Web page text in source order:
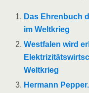
Das Ehrenbuch
im Weltkrieg
Westfalen wird
Weltkrieg
Hermann